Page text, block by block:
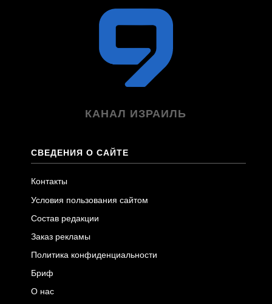
КАНАЛ ИЗРАИЛЬ
СВЕДЕНИЯ О САЙТЕ
Контакты
Условия пользования сайтом
Состав редакции
Заказ рекламы
Политика конфиденциальности
Бриф
О нас